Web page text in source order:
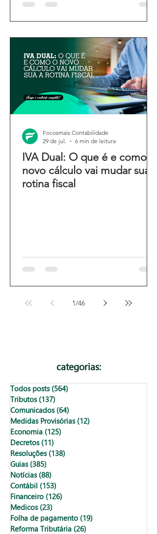
IVA Dual: O que é e como o
novo cálculo vai mudar sua
rotina fiscal
Focosmais Contabilidade
29 de jul.
6 min de leitura
1/46
categorias:
Todos posts (564)
Tributos (137)
Comunicados (64)
Medidas Provisórias (12)
Economia (125)
Decretos (11)
Resoluções (138)
Guias (385)
Notícias (88)
Contábil (153)
Financeiro (126)
Medicos (23)
Folha de pagamento (19)
Reforma Tributária (26)